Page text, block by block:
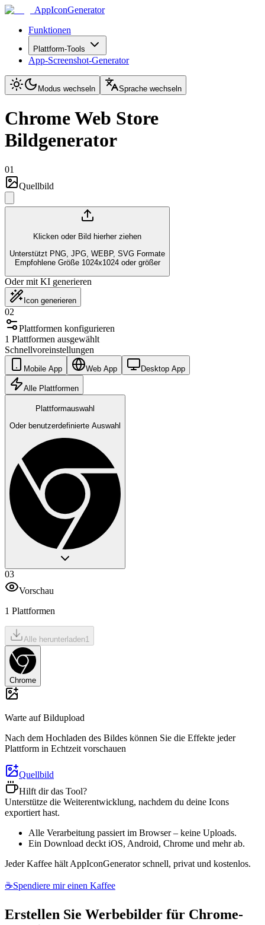
AppIconGenerator
Funktionen
Plattform-Tools
App-Screenshot-Generator
Modus wechseln Sprache wechseln
Chrome Web Store
Bildgenerator
01
Quellbild
Klicken oder Bild hierher ziehen
Unterstützt PNG, JPG, WEBP, SVG Formate
Empfohlene Größe 1024x1024 oder größer
Oder mit KI generieren
Icon generieren
02
Plattformen konfigurieren
1 Plattformen ausgewählt
Schnellvoreinstellungen
Mobile App Web App Desktop App
Alle Plattformen
Plattformauswahl
Oder benutzerdefinierte Auswahl
03
Vorschau
1 Plattformen
Alle herunterladen1
Chrome
Warte auf Bildupload
Nach dem Hochladen des Bildes können Sie die Effekte jeder
Plattform in Echtzeit vorschauen
Quellbild
Hilft dir das Tool?
Unterstütze die Weiterentwicklung, nachdem du deine Icons
exportiert hast.
Alle Verarbeitung passiert im Browser – keine Uploads.
Ein Download deckt iOS, Android, Chrome und mehr ab.
Jeder Kaffee hält AppIconGenerator schnell, privat und kostenlos.
☕Spendiere mir einen Kaffee
Erstellen Sie Werbebilder für Chrome-